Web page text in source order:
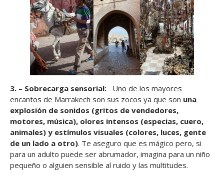
3. – Sobrecarga sensorial:
Uno de los mayores
encantos de Marrakech son sus zocos ya que son una
explosión de sonidos (gritos de vendedores,
motores, música), olores intensos (especias, cuero,
animales) y estímulos visuales (colores, luces, gente
de un lado a otro). Te aseguro que es mágico pero, si
para un adulto puede ser abrumador, imagina para un niño
pequeño o alguien sensible al ruido y las multitudes.